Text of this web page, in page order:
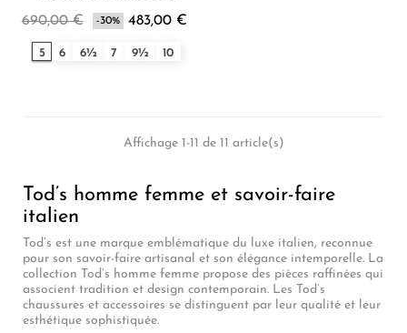
690,00 € -30% 483,00 €
5 6 6½ 7 9½ 10
Affichage 1-11 de 11 article(s)
Tod’s homme femme et savoir-faire
italien
Tod’s est une marque emblématique du luxe italien, reconnue
pour son savoir-faire artisanal et son élégance intemporelle. La
collection Tod’s homme femme propose des pièces raffinées qui
associent tradition et design contemporain. Les Tod’s
chaussures et accessoires se distinguent par leur qualité et leur
esthétique sophistiquée.